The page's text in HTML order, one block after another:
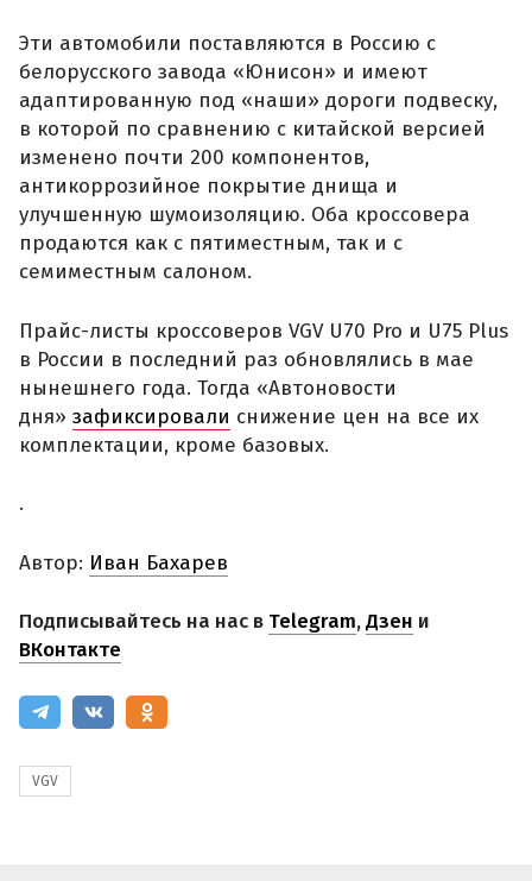
Эти автомобили поставляются в Россию с
белорусского завода «Юнисон» и имеют
адаптированную под «наши» дороги подвеску,
в которой по сравнению с китайской версией
изменено почти 200 компонентов,
антикоррозийное покрытие днища и
улучшенную шумоизоляцию. Оба кроссовера
продаются как с пятиместным, так и с
семиместным салоном.
Прайс-листы кроссоверов VGV U70 Pro и U75 Plus
в России в последний раз обновлялись в мае
нынешнего года. Тогда «Автоновости
дня» зафиксировали снижение цен на все их
комплектации, кроме базовых.
.
Автор: Иван Бахарев
Подписывайтесь на нас в Telegram,Дзен и
ВКонтакте
VGV